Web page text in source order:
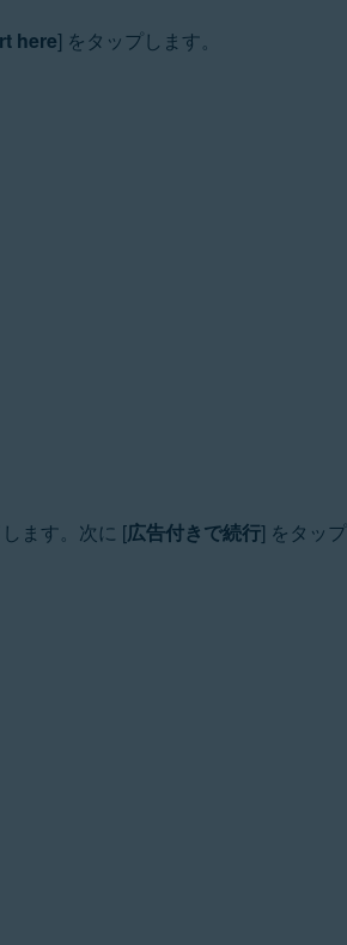
here] をタップします。
ます。次に [広告付きで続行] をタッ